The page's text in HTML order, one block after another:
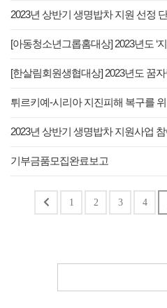
2023년 상반기 생명밥차 지원 선정
[아동청소년그롭홈대상] 2023년도 ‘
[한살림회원생협대상] 2023년도 꿈
튀르키예-시리아 지진피해 복구를
2023년 상반기 생명밥차 지원사업
기부금품모집완료보고
1 2 3 4